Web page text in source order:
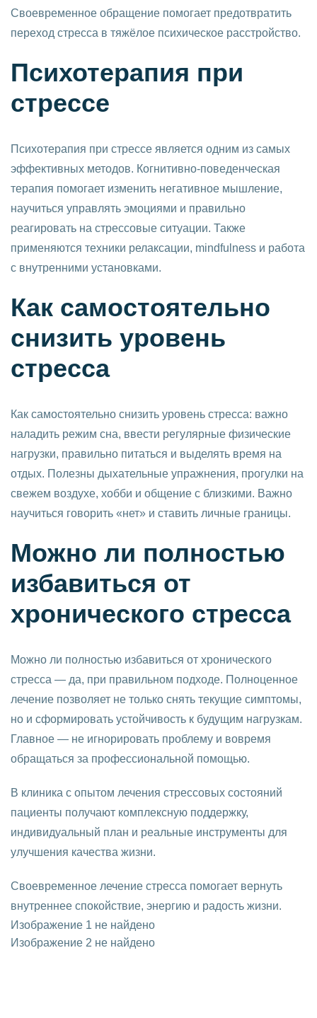
Своевременное обращение помогает предотвратить
переход стресса в тяжёлое психическое расстройство.
Психотерапия при
стрессе
Психотерапия при стрессе является одним из самых
эффективных методов. Когнитивно-поведенческая
терапия помогает изменить негативное мышление,
научиться управлять эмоциями и правильно
реагировать на стрессовые ситуации. Также
применяются техники релаксации, mindfulness и работа
с внутренними установками.
Как самостоятельно
снизить уровень
стресса
Как самостоятельно снизить уровень стресса: важно
наладить режим сна, ввести регулярные физические
нагрузки, правильно питаться и выделять время на
отдых. Полезны дыхательные упражнения, прогулки на
свежем воздухе, хобби и общение с близкими. Важно
научиться говорить «нет» и ставить личные границы.
Можно ли полностью
избавиться от
хронического стресса
Можно ли полностью избавиться от хронического
стресса — да, при правильном подходе. Полноценное
лечение позволяет не только снять текущие симптомы,
но и сформировать устойчивость к будущим нагрузкам.
Главное — не игнорировать проблему и вовремя
обращаться за профессиональной помощью.
В клиника с опытом лечения стрессовых состояний
пациенты получают комплексную поддержку,
индивидуальный план и реальные инструменты для
улучшения качества жизни.
Своевременное лечение стресса помогает вернуть
внутреннее спокойствие, энергию и радость жизни.
Изображение 1 не найдено
Изображение 2 не найдено